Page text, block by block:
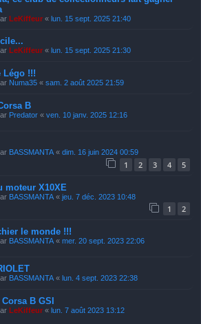
LeKiffeur « lun. 15 sept. 2025 21:40
LeKiffeur « lun. 15 sept. 2025 21:30
Légo !!!
Numa35 « sam. 2 août 2025 21:59
B
Predator « ven. 10 janv. 2025 12:16
BASSMANTA « dim. 16 juin 2024 00:59
1 2 3 4 5
moteur X10XE
BASSMANTA « jeu. 7 déc. 2023 10:48
1 2
le monde !!!
BASSMANTA « mer. 20 sept. 2023 22:06
BASSMANTA « lun. 4 sept. 2023 22:38
B GSI
LeKiffeur « lun. 7 août 2023 13:12